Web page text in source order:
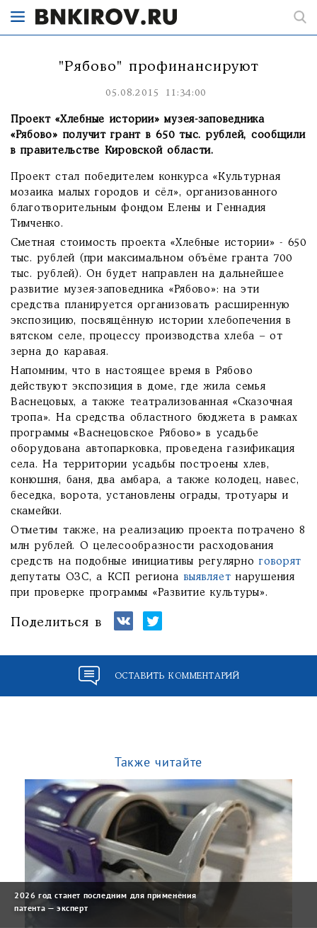
"Рябово" профинансируют
05.08.2015 11:34:00
Проект «Хлебные истории» музея-заповедника
«Рябово» получит грант в 650 тыс. рублей, сообщили
в правительстве Кировской области.
Проект стал победителем конкурса «Культурная
мозаика малых городов и сёл», организованного
благотворительным фондом Елены и Геннадия
Тимченко.
Сметная стоимость проекта «Хлебные истории» - 650
тыс. рублей (при максимальном объёме гранта 700
тыс. рублей). Он будет направлен на дальнейшее
развитие музея-заповедника «Рябово»: на эти
средства планируется организовать расширенную
экспозицию, посвящённую истории хлебопечения в
вятском селе, процессу производства хлеба – от
зерна до каравая.
Напомним, что в настоящее время в Рябово
действуют экспозиция в доме, где жила семья
Васнецовых, а также театрализованная «Сказочная
тропа». На средства областного бюджета в рамках
программы «Васнецовское Рябово» в усадьбе
оборудована автопарковка, проведена газификация
села. На территории усадьбы построены хлев,
конюшня, баня, два амбара, а также колодец, навес,
беседка, ворота, установлены ограды, тротуары и
скамейки.
Отметим также, на реализацию проекта потрачено 8
млн рублей. О целесообразности расходования
средств на подобные инициативы регулярноговорят
депутаты ОЗС, а КСП региона выявляет нарушения
при проверке программы «Развитие культуры».
Поделиться в
ОСТАВИТЬ КОММЕНТАРИЙ
Также читайте
2026 год станет последним для применения
патента — эксперт